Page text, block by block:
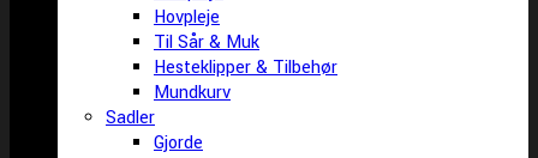
Hovpleje
Til Sår & Muk
Hesteklipper & Tilbehør
Mundkurv
Sadler
Gjorde